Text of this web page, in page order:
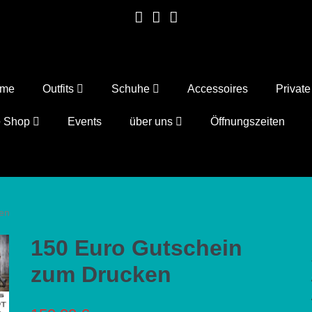
Outfits Schuhe Accessoires
Shop Events über uns Öffnungszeiten
150 Euro Gutschein
zum Drucken